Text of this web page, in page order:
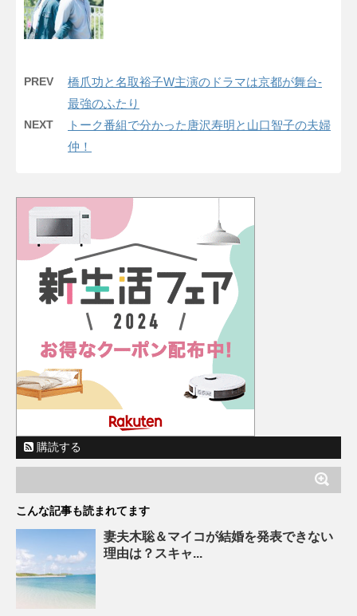
PREV
橋爪功と名取裕子W主演のドラマは京都が舞台-
最強のふたり
NEXT
トーク番組で分かった唐沢寿明と山口智子の夫婦
仲！
購読する
こんな記事も読まれてます
妻夫木聡＆マイコが結婚を発表できない
理由は？スキャ...